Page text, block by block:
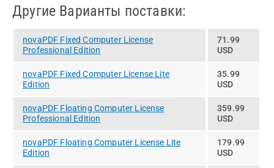
Другие Варианты поставки:
novaPDF Fixed Computer License
Professional Edition
71.99
USD
novaPDF Fixed Computer License Lite
Edition
35.99
USD
novaPDF Floating Computer License
Professional Edition
359.99
USD
novaPDF Floating Computer License Lite
Edition
179.99
USD